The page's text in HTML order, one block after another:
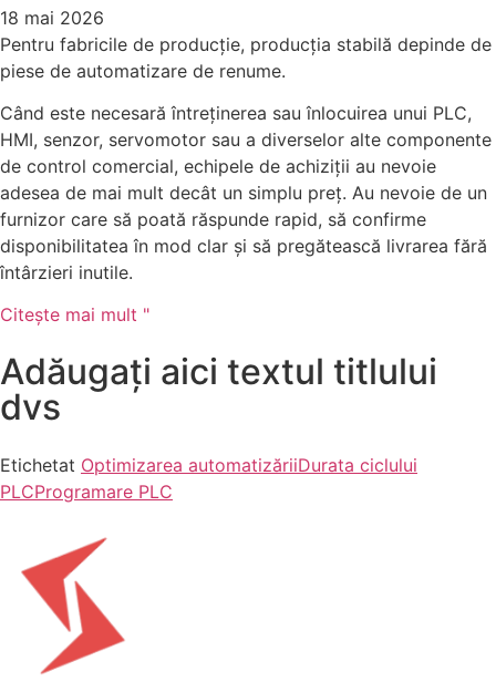
18 mai 2026
Pentru fabricile de producție, producția stabilă depinde de
piese de automatizare de renume.
Când este necesară întreținerea sau înlocuirea unui PLC,
HMI, senzor, servomotor sau a diverselor alte componente
de control comercial, echipele de achiziții au nevoie
adesea de mai mult decât un simplu preț. Au nevoie de un
furnizor care să poată răspunde rapid, să confirme
disponibilitatea în mod clar și să pregătească livrarea fără
întârzieri inutile.
Citeşte mai mult "
Adăugați aici textul titlului
dvs
Etichetat Optimizarea automatizăriiDurata ciclului
PLCProgramare PLC